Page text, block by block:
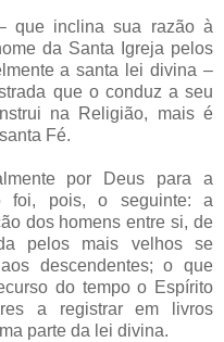
que inclina sua razão à
da Santa Igreja pelos
a santa lei divina –
que o conduz a seu
na Religião, mais é
Fé.
por Deus para a
foi, pois, o seguinte: a
dos homens entre si, de
pelos mais velhos se
descendentes; o que
do tempo o Espírito
a registrar em livros
parte da lei divina.